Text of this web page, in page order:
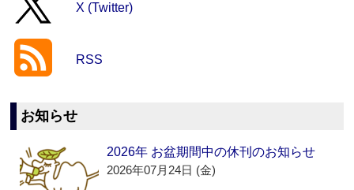
X (Twitter)
RSS
お知らせ
2026年 お盆期間中の休刊のお知らせ
2026年07月24日 (金)